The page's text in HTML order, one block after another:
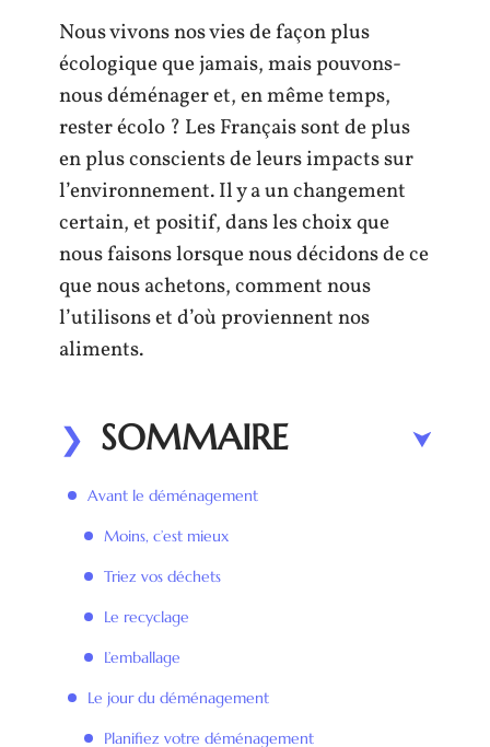
Nous vivons nos vies de façon plus
écologique que jamais, mais pouvons-
nous déménager et, en même temps,
rester écolo ? Les Français sont de plus
en plus conscients de leurs impacts sur
l’environnement. Il y a un changement
certain, et positif, dans les choix que
nous faisons lorsque nous décidons de ce
que nous achetons, comment nous
l’utilisons et d’où proviennent nos
aliments.
SOMMAIRE
Avant le déménagement
Moins, c’est mieux
Triez vos déchets
Le recyclage
L’emballage
Le jour du déménagement
Planifiez votre déménagement